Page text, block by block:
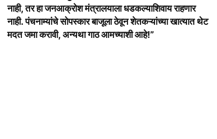
नाही, तर हा जनआक्रोश मंत्रालयाला धडकल्याशिवाय राहणार
नाही. पंचनाम्यांचे सोपस्कार बाजूला ठेवून शेतकऱ्यांच्या खात्यात थेट
मदत जमा करावी, अन्यथा गाठ आमच्याशी आहे!”